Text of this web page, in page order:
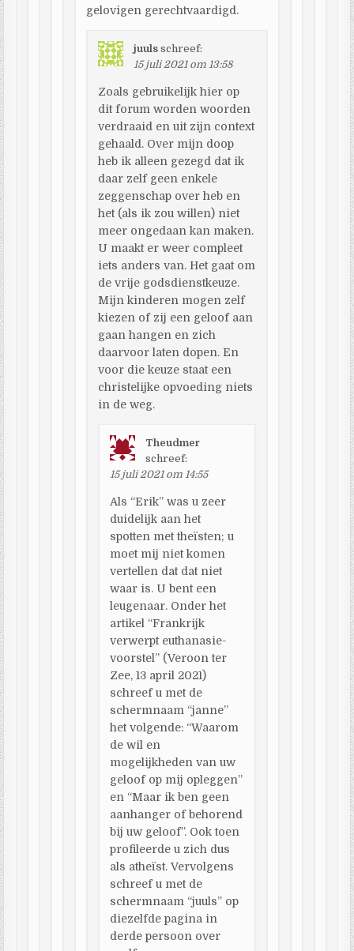
gelovigen gerechtvaardigd.
juuls schreef:
15 juli 2021 om 13:58
Zoals gebruikelijk hier op
dit forum worden woorden
verdraaid en uit zijn context
gehaald. Over mijn doop
heb ik alleen gezegd dat ik
daar zelf geen enkele
zeggenschap over heb en
het (als ik zou willen) niet
meer ongedaan kan maken.
U maakt er weer compleet
iets anders van. Het gaat om
de vrije godsdienstkeuze.
Mijn kinderen mogen zelf
kiezen of zij een geloof aan
gaan hangen en zich
daarvoor laten dopen. En
voor die keuze staat een
christelijke opvoeding niets
in de weg.
Theudmer
schreef:
15 juli 2021 om 14:55
Als “Erik” was u zeer
duidelijk aan het
spotten met theïsten; u
moet mij niet komen
vertellen dat dat niet
waar is. U bent een
leugenaar. Onder het
artikel “Frankrijk
verwerpt euthanasie-
voorstel” (Veroon ter
Zee, 13 april 2021)
schreef u met de
schermnaam “janne”
het volgende: “Waarom
de wil en
mogelijkheden van uw
geloof op mij opleggen”
en “Maar ik ben geen
aanhanger of behorend
bij uw geloof”. Ook toen
profileerde u zich dus
als atheïst. Vervolgens
schreef u met de
schermnaam “juuls” op
diezelfde pagina in
derde persoon over